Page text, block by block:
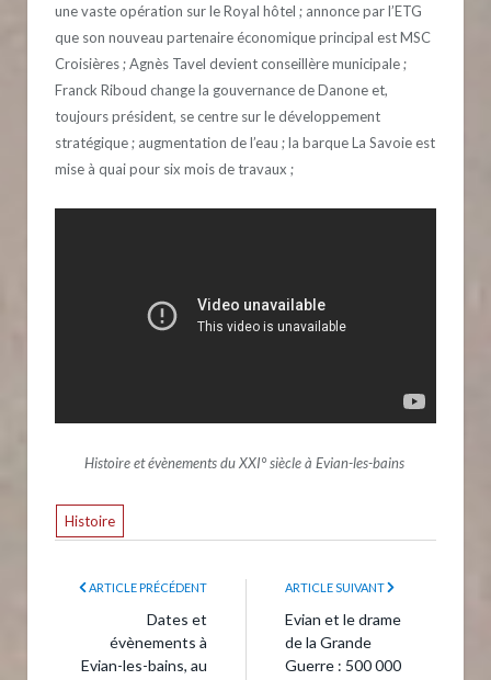
une vaste opération sur le Royal hôtel ; annonce par l’ETG
que son nouveau partenaire économique principal est MSC
Croisières ; Agnès Tavel devient conseillère municipale ;
Franck Riboud change la gouvernance de Danone et,
toujours président, se centre sur le développement
stratégique ; augmentation de l’eau ; la barque La Savoie est
mise à quai pour six mois de travaux ;
Histoire et évènements du XXI° siècle à Evian-les-bains
Histoire
ARTICLE PRÉCÉDENT
Dates et
évènements à
Evian-les-bains, au
ARTICLE SUIVANT
Evian et le drame
de la Grande
Guerre : 500 000